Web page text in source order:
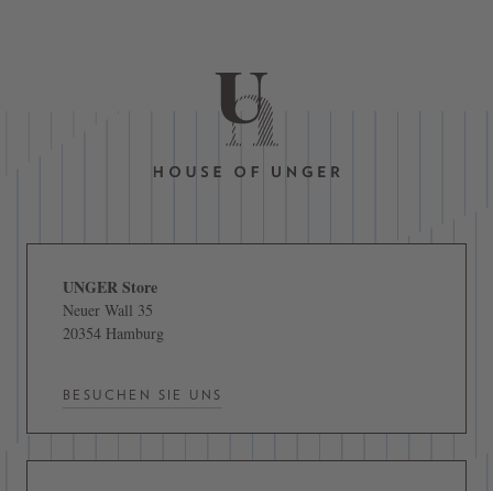
UNGER Store
Neuer Wall 35
20354 Hamburg
BESUCHEN SIE UNS